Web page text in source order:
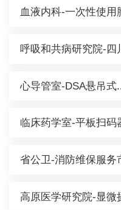
血液内科-一次性使用
呼吸和共病研究院-四
心导管室-DSA悬吊式
临床药学室-平板扫码
省公卫-消防维保服务
高原医学研究院-显微